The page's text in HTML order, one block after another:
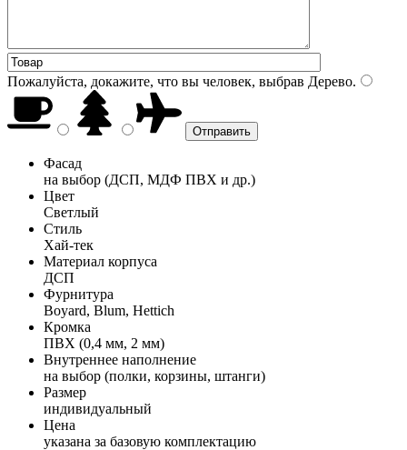
Пожалуйста, докажите, что вы человек, выбрав Дерево.
Фасад
на выбор (ДСП, МДФ ПВХ и др.)
Цвет
Светлый
Стиль
Хай-тек
Материал корпуса
ДСП
Фурнитура
Boyard, Blum, Hettich
Кромка
ПВХ (0,4 мм, 2 мм)
Внутреннее наполнение
на выбор (полки, корзины, штанги)
Размер
индивидуальный
Цена
указана за базовую комплектацию